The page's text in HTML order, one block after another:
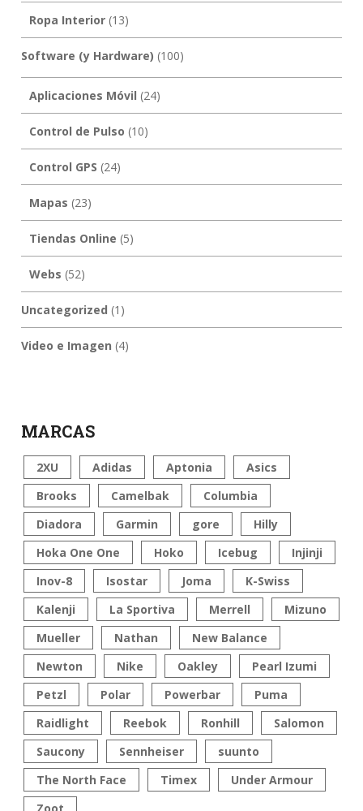
Ropa Interior(13)
Software (y Hardware) (100)
Aplicaciones Móvil (24)
Control de Pulso (10)
Control GPS (24)
Mapas (23)
Tiendas Online (5)
Webs (52)
Uncategorized (1)
Video e Imagen (4)
MARCAS
2XU Adidas Aptonia
Asics
Brooks
Camelbak
Columbia
Diadora
Garmin gore
Hilly
Hoka One One
Hoko Icebug
Injinji
Inov-8
Isostar Joma
K-Swiss
Kalenji
La Sportiva Merrell
Mizuno
Mueller
Nathan
New Balance
Newton
Nike Oakley
Pearl Izumi
Petzl
Polar Powerbar
Puma
Raidlight
Reebok Ronhill
Salomon
Saucony
Sennheiser
suunto
The North Face
Timex
Under Armour